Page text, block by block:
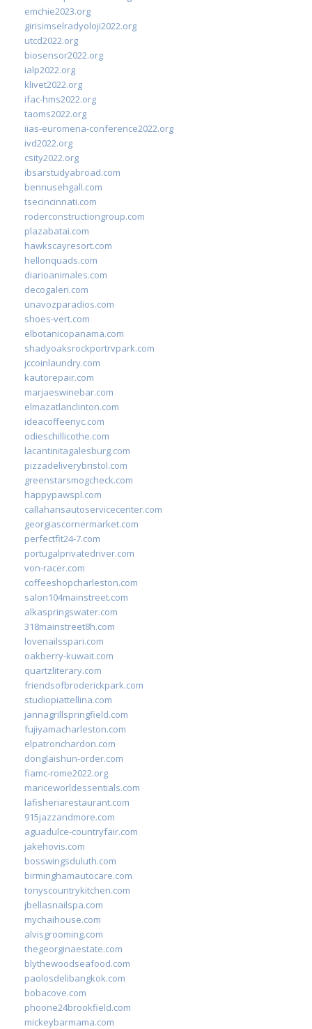
emchie2023.org
girisimselradyoloji2022.org
utcd2022.org
biosensor2022.org
ialp2022.org
klivet2022.org
ifac-hms2022.org
taoms2022.org
iias-euromena-conference2022.org
ivd2022.org
csity2022.org
ibsarstudyabroad.com
bennusehgall.com
tsecincinnati.com
roderconstructiongroup.com
plazabatai.com
hawkscayresort.com
hellonquads.com
diarioanimales.com
decogaleri.com
unavozparadios.com
shoes-vert.com
elbotanicopanama.com
shadyoaksrockportrvpark.com
jccoinlaundry.com
kautorepair.com
marjaeswinebar.com
elmazatlanclinton.com
ideacoffeenyc.com
odieschillicothe.com
lacantinitagalesburg.com
pizzadeliverybristol.com
greenstarsmogcheck.com
happypawspl.com
callahansautoservicecenter.com
georgiascornermarket.com
perfectfit24-7.com
portugalprivatedriver.com
von-racer.com
coffeeshopcharleston.com
salon104mainstreet.com
alkaspringswater.com
318mainstreet8h.com
lovenailsspari.com
oakberry-kuwait.com
quartzliterary.com
friendsofbroderickpark.com
studiopiattellina.com
jannagrillspringfield.com
fujiyamacharleston.com
elpatronchardon.com
donglaishun-order.com
fiamc-rome2022.org
mariceworldessentials.com
lafisheriarestaurant.com
915jazzandmore.com
aguadulce-countryfair.com
jakehovis.com
bosswingsduluth.com
birminghamautocare.com
tonyscountrykitchen.com
jbellasnailspa.com
mychaihouse.com
alvisgrooming.com
thegeorginaestate.com
blythewoodseafood.com
paolosdelibangkok.com
bobacove.com
phoone24brookfield.com
mickeybarmama.com